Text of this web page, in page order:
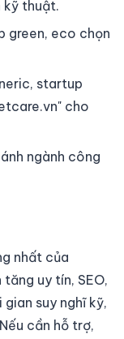
kỹ thuật.
green, eco chọn
startup
cho
ngành công
nhất của
uy tín, SEO,
suy nghĩ kỹ,
cần hỗ trợ,